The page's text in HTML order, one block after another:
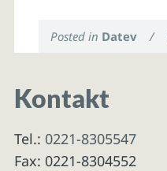
Posted in Datev /
Kontakt
Tel.: 0221-8305547
Fax: 0221-8304552